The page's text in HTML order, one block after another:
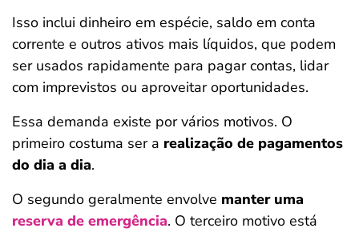
Isso inclui dinheiro em espécie, saldo em conta
corrente e outros ativos mais líquidos, que podem
ser usados rapidamente para pagar contas, lidar
com imprevistos ou aproveitar oportunidades.
Essa demanda existe por vários motivos. O
primeiro costuma ser a realização de pagamentos
do dia a dia.
O segundo geralmente envolve manter uma
reserva de emergência. O terceiro motivo está